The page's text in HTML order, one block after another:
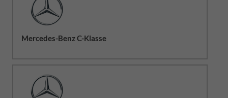
Mercedes-Benz C-Klasse